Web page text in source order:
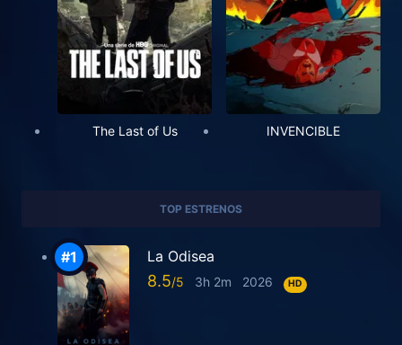
The Last of Us INVENCIBLE
TOP ESTRENOS
La Odisea
8.5 3h 2m 2026 HD